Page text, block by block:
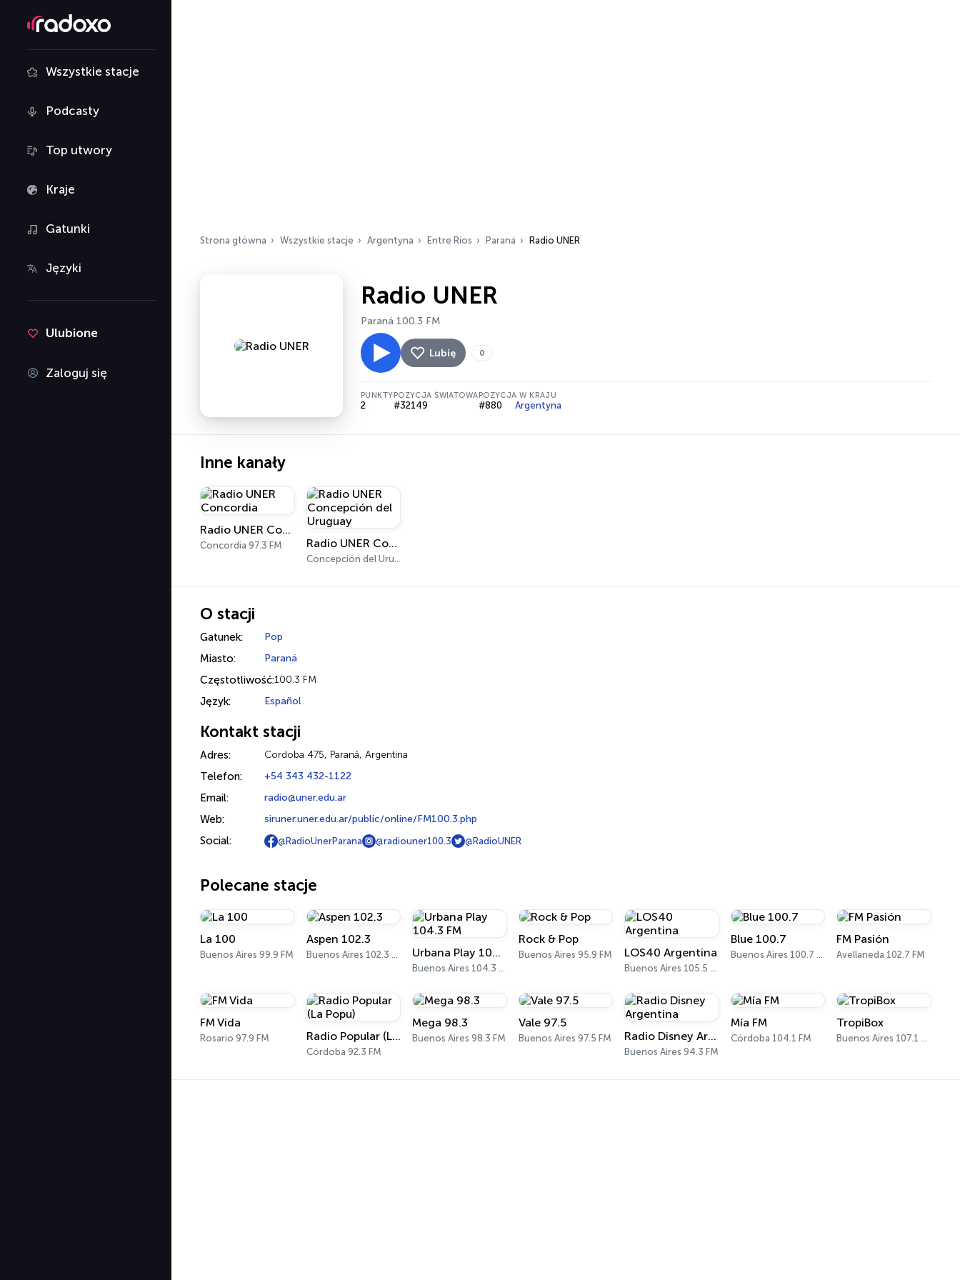
Wszystkie stacje
Podcasty
Top utwory
Kraje
Gatunki
Języki
Ulubione
Zaloguj się
Strona główna Wszystkie stacje Argentyna Entre Ríos Paraná Radio UNER
Radio UNER
Paraná 100.3 FM
Lubię 0
PUNKTY
2
POZYCJA ŚWIATOWA
#32149
POZYCJA W KRAJU
#880 Argentyna
Inne kanały
Radio UNER Concordia
Concordia 97.3 FM Radio UNER Concepción del Uruguay
Concepción del Uruguay 91.3 FM
O stacji
Gatunek: Pop
Miasto: Paraná
Częstotliwość:100.3 FM
Język: Español
Kontakt stacji
Adres: Cordoba 475, Paraná, Argentina
Telefon: +54 343 432-1122
Email: radio@uner.edu.ar
Web: siruner.uner.edu.ar/public/online/FM100.3.php
Social: @RadioUnerParana @radiouner100.3 @RadioUNER
Polecane stacje
La 100
Buenos Aires 99.9 FM
Aspen 102.3
Buenos Aires 102.3 FM Urbana Play 104.3 FM
Buenos Aires 104.3 FM
Rock & Pop
Buenos Aires 95.9 FM LOS40 Argentina
Buenos Aires 105.5 FM
Blue 100.7
Buenos Aires 100.7 FM
FM Pasión
Avellaneda 102.7 FM
FM Vida
Rosario 97.9 FM Radio Popular (La Popu)
Córdoba 92.3 FM
Mega 98.3
Buenos Aires 98.3 FM
Vale 97.5
Buenos Aires 97.5 FM Radio Disney Argentina
Buenos Aires 94.3 FM
Mía FM
Córdoba 104.1 FM
TropiBox
Buenos Aires 107.1 FM